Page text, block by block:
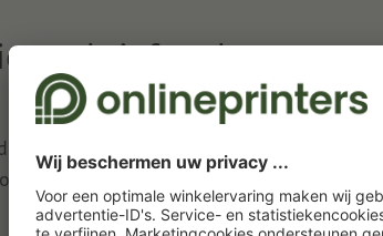
en bespaar
nieuwsbrief. Wij houden u op de hoogte
onlinedrukkerij. Abonneer u nu en